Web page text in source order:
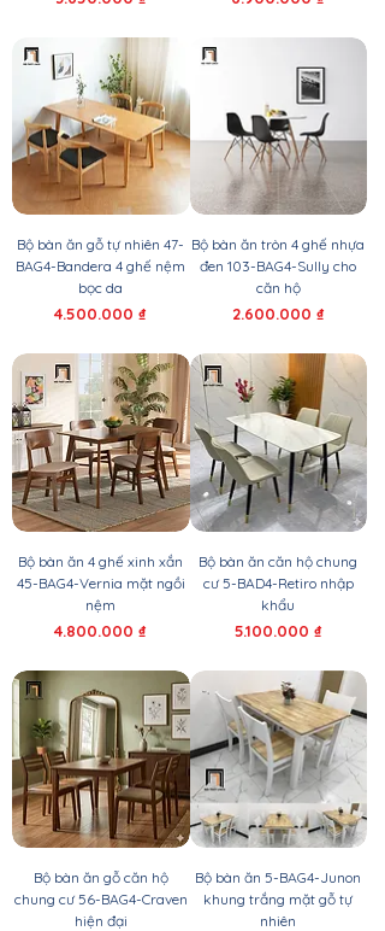
Bộ bàn ăn gỗ tự nhiên 47-
BAG4-Bandera 4 ghế nệm
bọc da
Giá
4.500.000 ₫
Bộ bàn ăn tròn 4 ghế nhựa
đen 103-BAG4-Sully cho
căn hộ
Giá
2.600.000 ₫
Bộ bàn ăn 4 ghế xinh xắn
45-BAG4-Vernia mặt ngồi
nệm
Giá
4.800.000 ₫
Bộ bàn ăn căn hộ chung
cư 5-BAD4-Retiro nhập
khẩu
Giá
5.100.000 ₫
Bộ bàn ăn gỗ căn hộ
chung cư 56-BAG4-Craven
hiện đại
Bộ bàn ăn 5-BAG4-Junon
khung trắng mặt gỗ tự
nhiên